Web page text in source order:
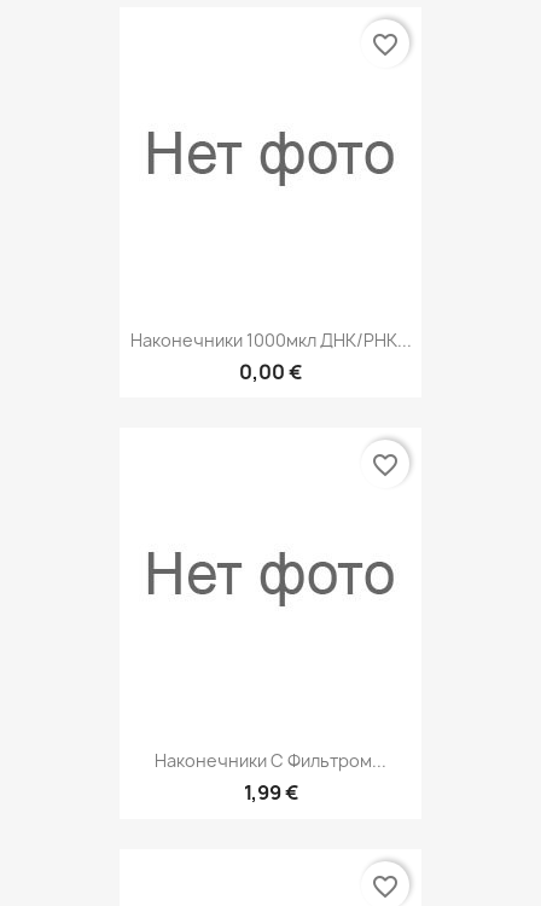
Наконечники 1000мкл ДНК/РНК...
0,00 €
favorite_border
Наконечники С Фильтром...
1,99 €
favorite_border
favorite_border